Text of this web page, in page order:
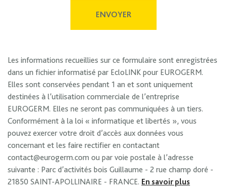
ENVOYER
Les informations recueillies sur ce formulaire sont enregistrées
dans un fichier informatisé par EcloLINK pour EUROGERM.
Elles sont conservées pendant 1 an et sont uniquement
destinées à l’utilisation commerciale de l’entreprise
EUROGERM. Elles ne seront pas communiquées à un tiers.
Conformément à la loi « informatique et libertés », vous
pouvez exercer votre droit d’accès aux données vous
concernant et les faire rectifier en contactant
contact@eurogerm.com ou par voie postale à l’adresse
suivante : Parc d’activités bois Guillaume - 2 rue champ doré -
21850 SAINT-APOLLINAIRE - FRANCE. En savoir plus